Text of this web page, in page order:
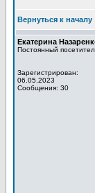
Вернуться к началу
Екатерина
Постоянный
Зарегистрирован:
06.05.2023
Сообщения: 30